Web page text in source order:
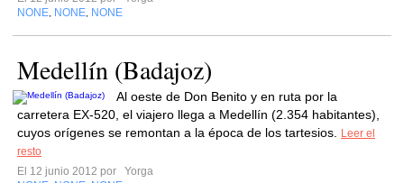
NONE NONE NONE
Medellín (Badajoz)
Al oeste de Don Benito y en ruta por la
carretera EX-520, el viajero llega a Medellín (2.354 habitantes),
cuyos orígenes se remontan a la época de los tartesios.
Leer el
resto
El 12 junio 2012 por
Yorga